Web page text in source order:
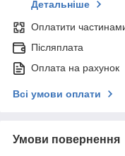
Детальніше
Оплатити
Післяплата
Оплата на рахунок
Всі умови оплати
Умови повернення